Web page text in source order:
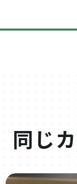
同じ